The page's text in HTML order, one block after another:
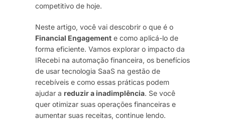
competitivo de hoje.
Neste artigo, você vai descobrir o que é o
Financial Engagement e como aplicá-lo de
forma eficiente. Vamos explorar o impacto da
IRecebi na automação financeira, os benefícios
de usar tecnologia SaaS na gestão de
recebíveis e como essas práticas podem
ajudar a reduzir a inadimplência. Se você
quer otimizar suas operações financeiras e
aumentar suas receitas, continue lendo.